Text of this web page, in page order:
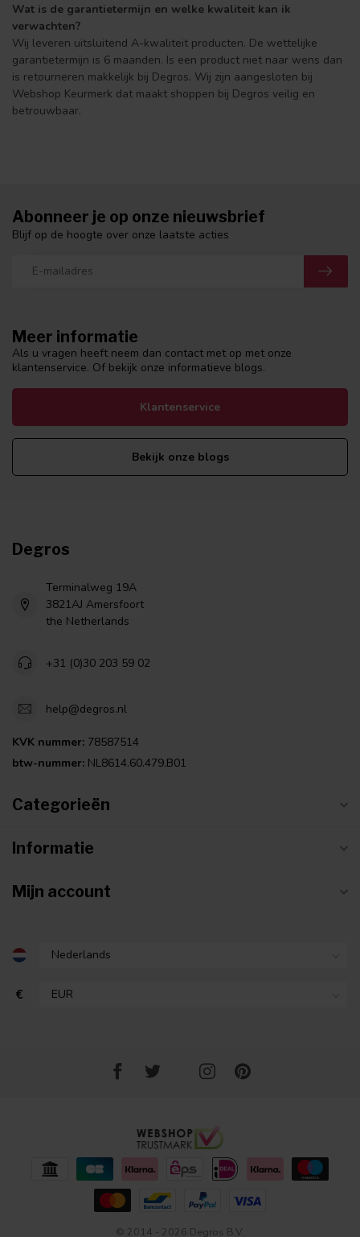
Wat is de garantietermijn en welke kwaliteit kan ik
verwachten?
Wij leveren uitsluitend A-kwaliteit producten. De wettelijke
garantietermijn is 6 maanden. Is een product niet naar wens dan
is retourneren makkelijk bij Degros. Wij zijn aangesloten bij
Webshop Keurmerk dat maakt shoppen bij Degros veilig en
betrouwbaar.
Meer informatie
Als u vragen heeft neem dan contact met op met onze
klantenservice. Of bekijk onze informatieve blogs.
Klantenservice
Bekijk onze blogs
Abonneer je op onze nieuwsbrief
Blijf op de hoogte over onze laatste acties
Degros
Terminalweg 19A
3821AJ Amersfoort
the Netherlands
+31 (0)30 203 59 02
help@degros.nl
KVK nummer: 78587514
btw-nummer: NL8614.60.479.B01
Categorieën
Informatie
Mijn account
€
© 2014 - 2026 Degros B.V.